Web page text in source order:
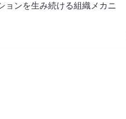
ョンを生み続ける組織メカニ